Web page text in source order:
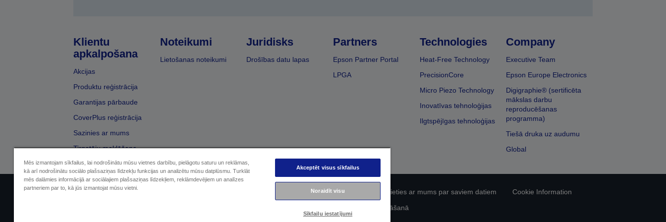
Klientu
apkalpošana
Akcijas
Produktu reģistrācija
Garantijas pārbaude
CoverPlus reģistrācija
Sazinies ar mums
Tirgotāju meklēšana
Noteikumi
Lietošanas noteikumi
Juridisks
Drošības datu lapas
Partners
Epson Partner Portal
LPGA
Technologies
Heat-Free Technology
PrecisionCore
Micro Piezo Technology
Inovatīvas tehnoloģijas
Ilgtspējīgas tehnoloģijas
Company
Executive Team
Epson Europe Electronics
Digigraphie® (sertificēta
mākslas darbu
reproducēšanas
programma)
Tiešā druka uz audumu
Global
Sellers Identification EU Data Act Compliance Sazinieties ar mums par saviem datiem
Cookie Information
Epson apņemšanās pieejamības nodrošināšanā
Mēs izmantojam sīkfailus, lai nodrošinātu mūsu vietnes darbību, pielāgotu saturu un reklāmas,
kā arī nodrošinātu sociālo plašsaziņas līdzekļu funkcijas un analizētu mūsu datplūsmu. Turklāt
mēs dalāmies informācijā ar sociālajiem plašsaziņas līdzekļiem, reklāmdevējiem un analīzes
partneriem par to, kā jūs izmantojat mūsu vietni.
Akceptēt visus sīkfailus
Noraidīt visu
Sīkfailu iestatījumi